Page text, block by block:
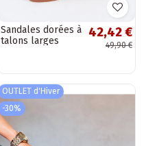
Sandales dorées à
talons larges
42,42 €
49,90 €
OUTLET d'Hiver
-30%